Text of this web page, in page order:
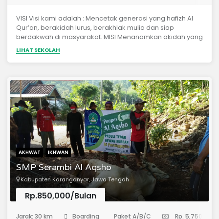
VISI Visi kami adalah : Mencetak generasi yang hafizh Al
Qur’an, berakidah lurus, berakhlak mulia dan siap
berdakwah di masyarakat. MISI Menanamkan akidah yang
benar dan menerapkannya dalam kegiatan sehari-hari.
Menciptakan lingkungan yang Qur’ani Menumbuhkan
sepuluh karakter penunjang visi. Membiasakan adab-
teman, guru dan seluruh civitas di dalam pondok serta
masyarakat di luar pondok.
LIHAT SEKOLAH
AKHWAT IKHWAN
SMP Serambi Al Aqsho
Kabupaten Karanganyar, Jawa Tengah
Rp.850,000/Bulan
Jarak: 30 km Boarding Paket A/B/C Rp. 5,750,000